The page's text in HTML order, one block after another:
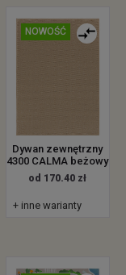
NOWOŚĆ
Dywan zewnętrzny
4300 CALMA beżowy
od 170.40 zł
+ inne warianty